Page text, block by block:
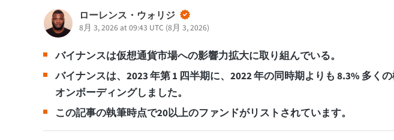
ローレンス・ウォリジ
8月 3, 2026 at 09:43 UTC (8月 3, 2026)
バイナンスは仮想通貨市場への影響力拡大に取り組んでいる。
バイナンスは、2023 年第 1 四半期に、2022 年の同時期よりも 8.3% 多く
オンボーディングしました。
この記事の執筆時点で20以上のファンドがリストされています。